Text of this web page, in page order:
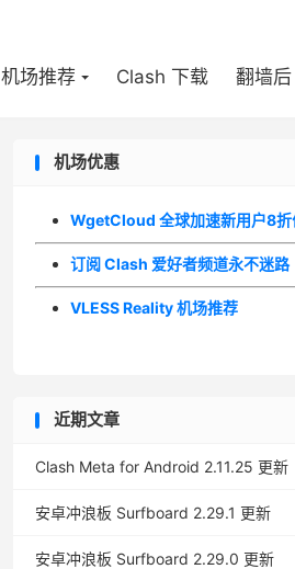
机场推荐 Clash 下载 翻墙后
机场优惠
WgetCloud 全球加速新用户8折
订阅 Clash 爱好者频道永不迷路
VLESS Reality 机场推荐
近期文章
Clash Meta for Android 2.11.25 更新
安卓冲浪板 Surfboard 2.29.1 更新
安卓冲浪板 Surfboard 2.29.0 更新